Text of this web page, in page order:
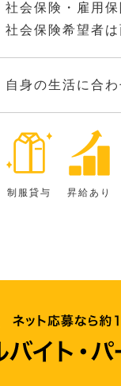
社会保険・雇用
社会保険希望者
自身の生活に合
制服貸与 昇給あり